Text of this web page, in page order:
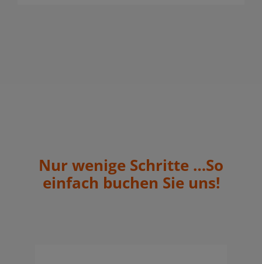
Nur wenige Schritte …So
einfach buchen Sie uns!